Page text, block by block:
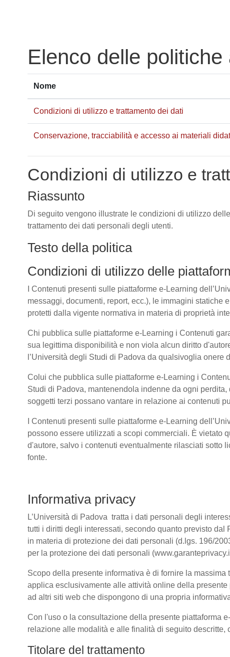
Elenco delle politiche
Nome
Condizioni di utilizzo e trattamento dei dati
Conservazione, tracciabilità e accesso ai materiali
Condizioni di utilizzo e
Riassunto
Di seguito vengono illustrate le condizioni di utilizzo
trattamento dei dati personali degli utenti.
Testo della politica
Condizioni di utilizzo delle
I Contenuti presenti sulle piattaforme e-Learning
messaggi, documenti, report, ecc.), le immagini statiche
protetti dalla vigente normativa in materia di proprietà
Chi pubblica sulle piattaforme e-Learning i Contenuti
sua legittima disponibilità e non viola alcun diritto
l’Università degli Studi di Padova da qualsivoglia
Colui che pubblica sulle piattaforme e-Learning i
Studi di Padova, mantenendola indenne da ogni
soggetti terzi possano vantare in relazione ai contenuti
I Contenuti presenti sulle piattaforme e-Learning
possono essere utilizzati a scopi commerciali. È vietato
d'autore, salvo i contenuti eventualmente rilasciati sotto
fonte.
Informativa privacy
L’Università di Padova tratta i dati personali degli
tutti i diritti degli interessati, secondo quanto previsto
in materia di protezione dei dati personali (d.lgs. 196/
per la protezione dei dati personali
Scopo della presente informativa è di fornire la
applica esclusivamente alle attività online della
ad altri siti web che dispongono di una propria
Con l'uso o la consultazione della presente piattaforma
relazione alle modalità e alle finalità di seguito descritte,
Titolare del trattamento